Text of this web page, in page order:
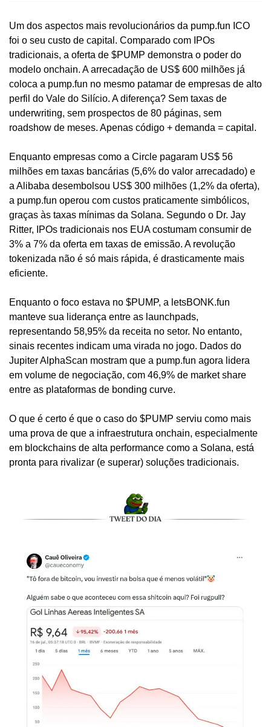
Um dos aspectos mais revolucionários da pump.fun ICO
foi o seu custo de capital. Comparado com IPOs
tradicionais, a oferta de $PUMP demonstra o poder do
modelo onchain. A arrecadação de US$ 600 milhões já
coloca a pump.fun no mesmo patamar de empresas de alto
perfil do Vale do Silício. A diferença? Sem taxas de
underwriting, sem prospectos de 80 páginas, sem
roadshow de meses. Apenas código + demanda = capital.
Enquanto empresas como a Circle pagaram US$ 56
milhões em taxas bancárias (5,6% do valor arrecadado) e
a Alibaba desembolsou US$ 300 milhões (1,2% da oferta),
a pump.fun operou com custos praticamente simbólicos,
graças às taxas mínimas da Solana. Segundo o Dr. Jay
Ritter, IPOs tradicionais nos EUA costumam consumir de
3% a 7% da oferta em taxas de emissão. A revolução
tokenizada não é só mais rápida, é drasticamente mais
eficiente.
Enquanto o foco estava no $PUMP, a letsBONK.fun
manteve sua liderança entre as launchpads,
representando 58,95% da receita no setor. No entanto,
sinais recentes indicam uma virada no jogo. Dados do
Jupiter AlphaScan mostram que a pump.fun agora lidera
em volume de negociação, com 46,9% de market share
entre as plataformas de bonding curve.
O que é certo é que o caso do $PUMP serviu como mais
uma prova de que a infraestrutura onchain, especialmente
em blockchains de alta performance como a Solana, está
pronta para rivalizar (e superar) soluções tradicionais.